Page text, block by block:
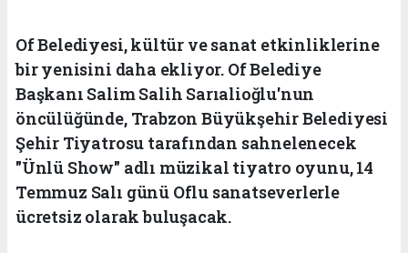
Of Belediyesi, kültür ve sanat etkinliklerine
bir yenisini daha ekliyor. Of Belediye
Başkanı Salim Salih Sarıalioğlu'nun
öncülüğünde, Trabzon Büyükşehir Belediyesi
Şehir Tiyatrosu tarafından sahnelenecek
"Ünlü Show" adlı müzikal tiyatro oyunu, 14
Temmuz Salı günü Oflu sanatseverlerle
ücretsiz olarak buluşacak.